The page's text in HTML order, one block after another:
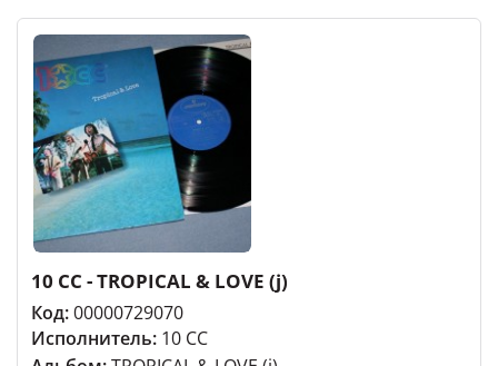
10 CC - TROPICAL & LOVE (j)
Код:00000729070
Исполнитель: 10 CC